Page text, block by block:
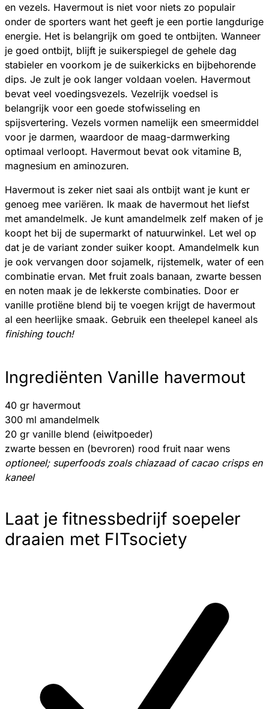
en vezels. Havermout is niet voor niets zo populair
onder de sporters want het geeft je een portie langdurige
energie. Het is belangrijk om goed te ontbijten. Wanneer
je goed ontbijt, blijft je suikerspiegel de gehele dag
stabieler en voorkom je de suikerkicks en bijbehorende
dips. Je zult je ook langer voldaan voelen. Havermout
bevat veel voedingsvezels. Vezelrijk voedsel is
belangrijk voor een goede stofwisseling en
spijsvertering. Vezels vormen namelijk een smeermiddel
voor je darmen, waardoor de maag-darmwerking
optimaal verloopt. Havermout bevat ook vitamine B,
magnesium en aminozuren.
Havermout is zeker niet saai als ontbijt want je kunt er
genoeg mee variëren. Ik maak de havermout het liefst
met amandelmelk. Je kunt amandelmelk zelf maken of je
koopt het bij de supermarkt of natuurwinkel. Let wel op
dat je de variant zonder suiker koopt. Amandelmelk kun
je ook vervangen door sojamelk, rijstemelk, water of een
combinatie ervan. Met fruit zoals banaan, zwarte bessen
en noten maak je de lekkerste combinaties. Door er
vanille protiëne blend bij te voegen krijgt de havermout
al een heerlijke smaak. Gebruik een theelepel kaneel als
finishing touch!
Ingrediënten Vanille havermout
40 gr havermout
300 ml amandelmelk
20 gr vanille blend (eiwitpoeder)
zwarte bessen en (bevroren) rood fruit naar wens
optioneel; superfoods zoals chiazaad of cacao crisps en
kaneel
Laat je fitnessbedrijf soepeler
draaien met FITsociety